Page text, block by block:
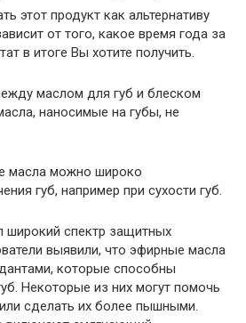
этот продукт как альтернативу
от того, какое время года за
в итоге Вы хотите получить.
маслом для губ и блеском
наносимые на губы, не
масла можно широко
губ, например при сухости губ.
широкий спектр защитных
выявили, что эфирные масла
которые способны
Некоторые из них могут помочь
сделать их более пышными.